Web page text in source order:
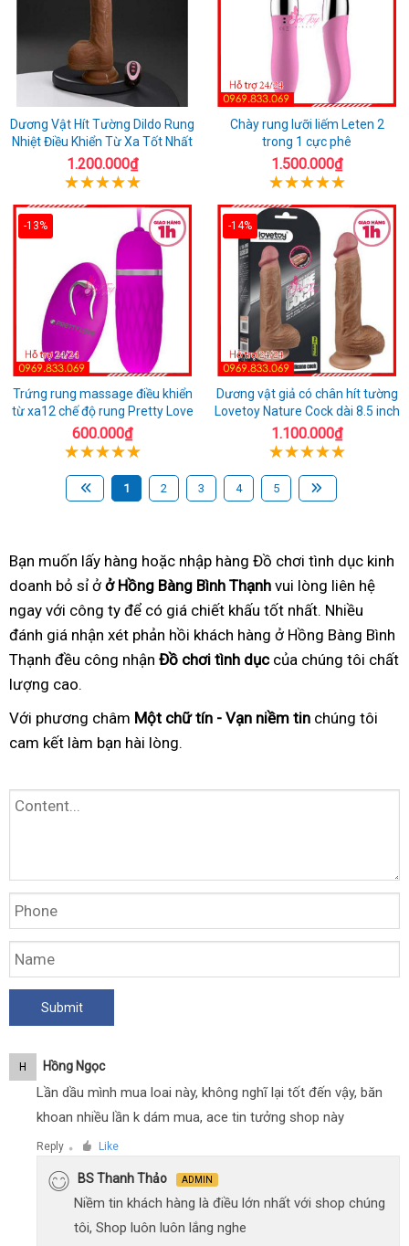
Dương Vật Hít Tường Dildo Rung
Nhiệt Điều Khiển Từ Xa Tốt Nhất
1.200.000₫
Chày rung lưỡi liếm Leten 2
trong 1 cực phê
1.500.000₫
-13%
Trứng rung massage điều khiển
từ xa12 chế độ rung Pretty Love
600.000₫
-14%
Dương vật giả có chân hít tường
Lovetoy Nature Cock dài 8.5 inch
1.100.000₫
1 2 3 4 5
Bạn muốn lấy hàng hoặc nhập hàng Đồ chơi tình dục kinh
doanh bỏ sỉ ở ở Hồng Bàng Bình Thạnh vui lòng liên hệ
ngay với công ty để có giá chiết khấu tốt nhất. Nhiều
đánh giá nhận xét phản hồi khách hàng ở Hồng Bàng Bình
Thạnh đều công nhận Đồ chơi tình dụccủa chúng tôi chất
lượng cao.
Với phương châm Một chữ tín - Vạn niềm tin chúng tôi
cam kết làm bạn hài lòng.
H Hồng Ngọc
Lần dầu mình mua loai này, không nghĩ lại tốt đến vậy, băn
khoan nhiều lần k dám mua, ace tin tưởng shop này
Reply ● Like
BS Thanh Thảo ADMIN
Niềm tin khách hàng là điều lớn nhất với shop chúng
tôi, Shop luôn luôn lắng nghe